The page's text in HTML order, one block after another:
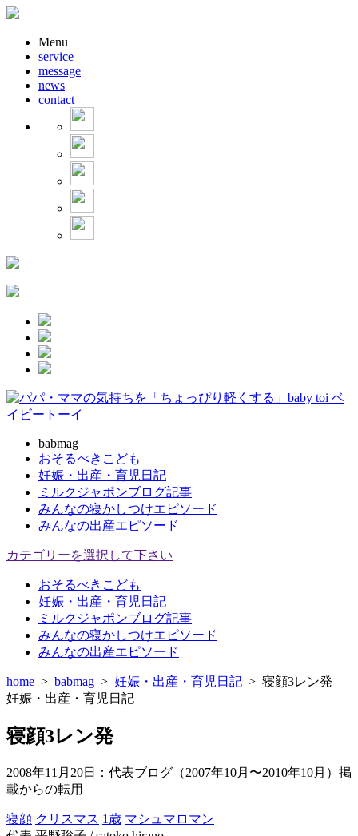
Menu
service
message
news
contact
babmag
おそるべきこども
妊娠・出産・育児日記
ミルクジャポンブログ記事
みんなの寝かしつけエピソード
みんなの出産エピソード
カテゴリーを選択して下さい
おそるべきこども
妊娠・出産・育児日記
ミルクジャポンブログ記事
みんなの寝かしつけエピソード
みんなの出産エピソード
home > babmag > 妊娠・出産・育児日記 > 寝顔3レン発
妊娠・出産・育児日記
寝顔3レン発
2008年11月20日
：代表ブログ（2007年10月〜2010年10月）掲
載からの転用
寝顔 クリスマス 1歳 マシュマロマン